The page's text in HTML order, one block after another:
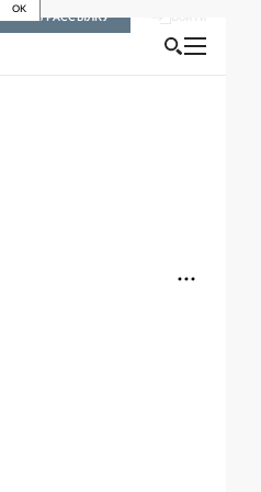
OK
РАССЫЛКУ